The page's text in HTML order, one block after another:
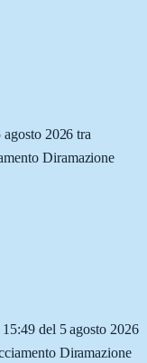
2026 tra
Diramazione
del 5 agosto 2026
Diramazione